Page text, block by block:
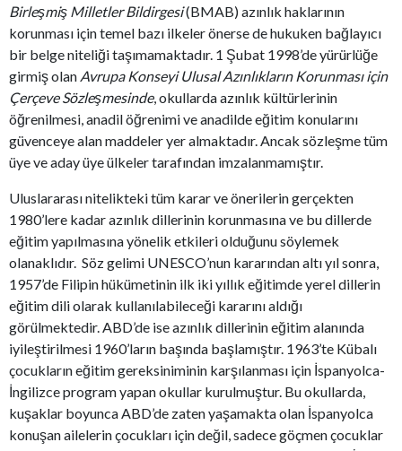
Birleşmiş Milletler Bildirgesi(BMAB) azınlık haklarının
korunması için temel bazı ilkeler önerse de hukuken bağlayıcı
bir belge niteliği taşımamaktadır. 1 Şubat 1998’de yürürlüğe
girmiş olan Avrupa Konseyi Ulusal Azınlıkların Korunması için
Çerçeve Sözleşmesinde, okullarda azınlık kültürlerinin
öğrenilmesi, anadil öğrenimi ve anadilde eğitim konularını
güvenceye alan maddeler yer almaktadır. Ancak sözleşme tüm
üye ve aday üye ülkeler tarafından imzalanmamıştır.
Uluslararası nitelikteki tüm karar ve önerilerin gerçekten
1980’lere kadar azınlık dillerinin korunmasına ve bu dillerde
eğitim yapılmasına yönelik etkileri olduğunu söylemek
olanaklıdır. Söz gelimi UNESCO’nun kararından altı yıl sonra,
1957’de Filipin hükümetinin ilk iki yıllık eğitimde yerel dillerin
eğitim dili olarak kullanılabileceği kararını aldığı
görülmektedir. ABD’de ise azınlık dillerinin eğitim alanında
iyileştirilmesi 1960’ların başında başlamıştır. 1963’te Kübalı
çocukların eğitim gereksiniminin karşılanması için İspanyolca-
İngilizce program yapan okullar kurulmuştur. Bu okullarda,
kuşaklar boyunca ABD’de zaten yaşamakta olan İspanyolca
konuşan ailelerin çocukları için değil, sadece göçmen çocuklar